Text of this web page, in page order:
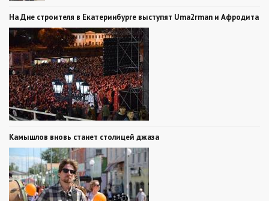
На Дне строителя в Екатеринбурге выступят Uma2rman и Афродита
Камышлов вновь станет столицей джаза